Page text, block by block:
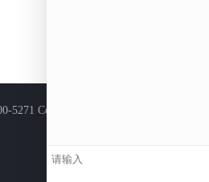
Copyright © 1997-2025 Global